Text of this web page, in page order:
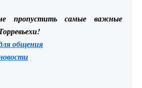
пропустить самые важные
общения